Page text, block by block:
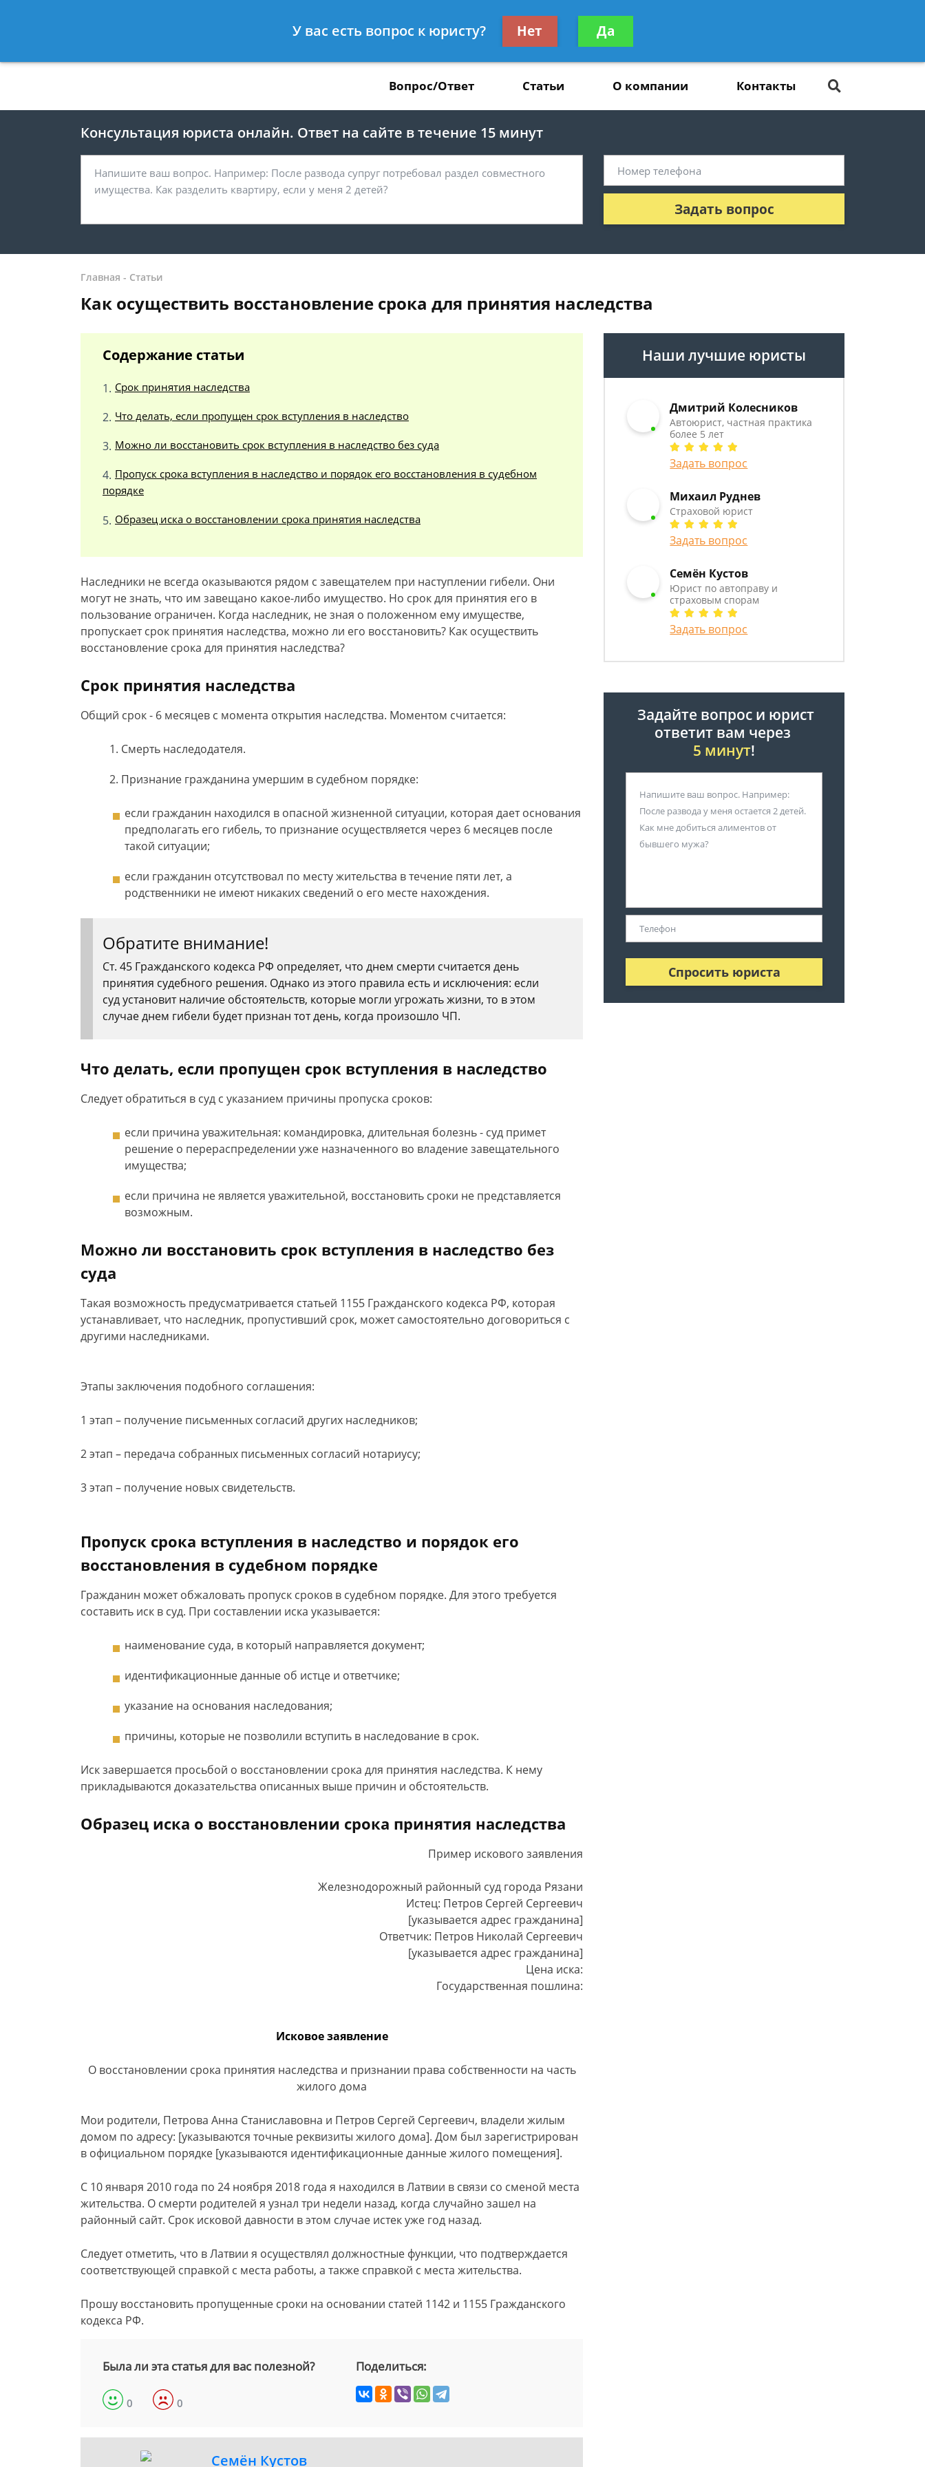
8 812 467-39-37
Получите консультацию
бесплатно
Вопрос/Ответ Статьи О компании Контакты
Консультация юриста онлайн. Ответ на сайте в течение 15 минут
Задать вопрос
Главная - Статьи
Как осуществить восстановление срока для принятия наследства
Содержание статьи
Срок принятия наследства
Что делать, если пропущен срок вступления в наследство
Можно ли восстановить срок вступления в наследство без суда
Пропуск срока вступления в наследство и порядок его восстановления в судебном
порядке
Образец иска о восстановлении срока принятия наследства
Наследники не всегда оказываются рядом с завещателем при наступлении гибели. Они
могут не знать, что им завещано какое-либо имущество. Но срок для принятия его в
пользование ограничен. Когда наследник, не зная о положенном ему имуществе,
пропускает срок принятия наследства, можно ли его восстановить? Как осуществить
восстановление срока для принятия наследства?
Срок принятия наследства
Общий срок - 6 месяцев с момента открытия наследства. Моментом считается:
Смерть наследодателя.
Признание гражданина умершим в судебном порядке:
если гражданин находился в опасной жизненной ситуации, которая дает основания
предполагать его гибель, то признание осуществляется через 6 месяцев после
такой ситуации;
если гражданин отсутствовал по месту жительства в течение пяти лет, а
родственники не имеют никаких сведений о его месте нахождения.
Обратите внимание!
Ст. 45 Гражданского кодекса РФ определяет, что днем смерти считается день
принятия судебного решения. Однако из этого правила есть и исключения: если
суд установит наличие обстоятельств, которые могли угрожать жизни, то в этом
случае днем гибели будет признан тот день, когда произошло ЧП.
Что делать, если пропущен срок вступления в наследство
Следует обратиться в суд с указанием причины пропуска сроков:
если причина уважительная: командировка, длительная болезнь - суд примет
решение о перераспределении уже назначенного во владение завещательного
имущества;
если причина не является уважительной, восстановить сроки не представляется
возможным.
Можно ли восстановить срок вступления в наследство без
суда
Такая возможность предусматривается статьей 1155 Гражданского кодекса РФ, которая
устанавливает, что наследник, пропустивший срок, может самостоятельно договориться с
другими наследниками.
Этапы заключения подобного соглашения:
1 этап – получение письменных согласий других наследников;
2 этап – передача собранных письменных согласий нотариусу;
3 этап – получение новых свидетельств.
Пропуск срока вступления в наследство и порядок его
восстановления в судебном порядке
Гражданин может обжаловать пропуск сроков в судебном порядке. Для этого требуется
составить иск в суд. При составлении иска указывается:
наименование суда, в который направляется документ;
идентификационные данные об истце и ответчике;
указание на основания наследования;
причины, которые не позволили вступить в наследование в срок.
Иск завершается просьбой о восстановлении срока для принятия наследства. К нему
прикладываются доказательства описанных выше причин и обстоятельств.
Образец иска о восстановлении срока принятия наследства
Пример искового заявления
Железнодорожный районный суд города Рязани
Истец: Петров Сергей Сергеевич
[указывается адрес гражданина]
Ответчик: Петров Николай Сергеевич
[указывается адрес гражданина]
Цена иска:
Государственная пошлина:
Исковое заявление
О восстановлении срока принятия наследства и признании права собственности на часть
жилого дома
Мои родители, Петрова Анна Станиславовна и Петров Сергей Сергеевич, владели жилым
домом по адресу: [указываются точные реквизиты жилого дома]. Дом был зарегистрирован
в официальном порядке [указываются идентификационные данные жилого помещения].
С 10 января 2010 года по 24 ноября 2018 года я находился в Латвии в связи со сменой места
жительства. О смерти родителей я узнал три недели назад, когда случайно зашел на
районный сайт. Срок исковой давности в этом случае истек уже год назад.
Следует отметить, что в Латвии я осуществлял должностные функции, что подтверждается
соответствующей справкой с места работы, а также справкой с места жительства.
Прошу восстановить пропущенные сроки на основании статей 1142 и 1155 Гражданского
кодекса РФ.
Была ли эта статья для вас полезной?
0 0
Поделиться:
Семён Кустов
Наши лучшие юристы
Дмитрий Колесников
Автоюрист, частная практика
более 5 лет
Задать вопрос
Михаил Руднев
Страховой юрист
Задать вопрос
Семён Кустов
Юрист по автоправу и
страховым спорам
Задать вопрос
Задайте вопрос и юрист
ответит вам через
5 минут!
Спросить юриста
У вас есть вопрос к юристу? Нет Да